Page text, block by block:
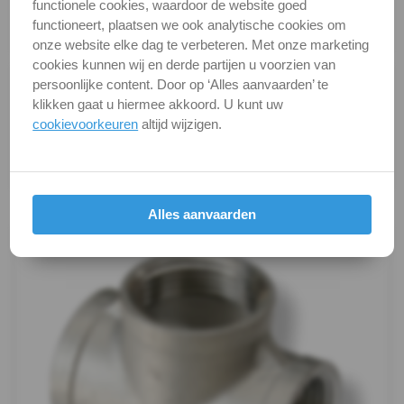
Dubbelnippel
Draadnippel
cilindrisch
zeskant
Kogelkranen
Koppeling
Kruis-
DIN / Artikelnummer
F 302
A4 ( RVS / INOX )
Alle maten zijn in millimeters.
Foto's van producten zijn alleen illustraties en
kunnen soms afwijken van het werkelijke object. Het
eigenschappen.
Productafbeeldingen
functionele cookies, waardoor de website goed
functioneert, plaatsen we ook analytische cookies om
onze website elke dag te verbeteren. Met onze marketing
cookies kunnen wij en derde partijen u voorzien van
persoonlijke content. Door op ‘Alles aanvaarden’ te
klikken gaat u hiermee akkoord. U kunt uw
cookievoorkeuren altijd wijzigen.
Alles aanvaarden